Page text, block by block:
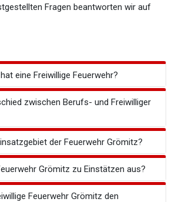
Fragen beantworten wir auf
eine Freiwillige Feuerwehr?
zwischen Berufs- und Freiwilliger
der Feuerwehr Grömitz?
Grömitz zu Einstätzen aus?
Feuerwehr Grömitz den